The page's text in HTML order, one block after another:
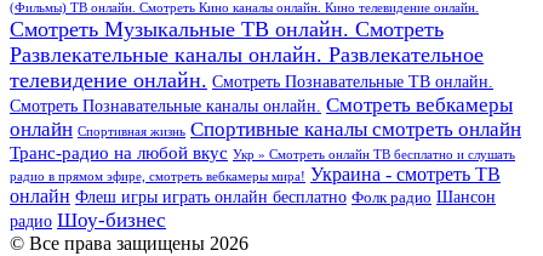
(Фильмы) ТВ онлайн. Смотреть Кино каналы онлайн. Кино телевидение онлайн.
Смотреть Музыкальные ТВ онлайн. Смотреть
Развлекательные каналы онлайн. Развлекательное
телевидение онлайн. Смотреть Познавательные ТВ онлайн.
Смотреть Познавательные каналы онлайн. Смотреть вебкамеры
онлайн Спортивная жизнь Спортивные каналы смотреть онлайн
Транс-радио на любой вкус Укр » Смотреть онлайн ТВ бесплатно и слушать
радио в прямом эфире, смотреть вебкамеры мира! Украина - смотреть ТВ
онлайн Флеш игры играть онлайн бесплатно Фолк радио Шансон
радио Шоу-бизнес
© Все права защищены 2026